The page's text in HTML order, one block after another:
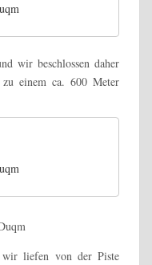
wir beschlossen daher
einem ca. 600 Meter
wir liefen von der Piste